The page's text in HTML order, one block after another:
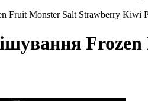
Fruit Monster Salt Strawberry Kiwi